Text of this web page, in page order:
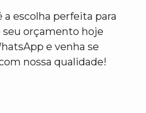
a escolha perfeita para
seu orçamento hoje
e venha se
nossa qualidade!